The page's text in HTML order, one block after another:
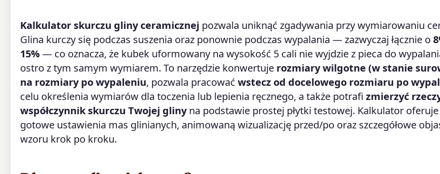
Kalkulator skurczu gliny ceramicznej pozwala uniknąć zgadywania przy wymiarowaniu
Glina kurczy się podczas suszenia oraz ponownie podczas wypalania — zazwyczaj łącznie o
15%— co oznacza, że kubek uformowany na wysokość 5 cali nie wyjdzie z pieca do
ostro z tym samym wymiarem. To narzędzie konwertuje rozmiary wilgotne (w stanie
na rozmiary po wypaleniu, pozwala pracować wstecz od docelowego rozmiaru po
celu określenia wymiarów dla toczenia lub lepienia ręcznego, a także potrafi zmierzyć
współczynnik skurczu Twojej glinyna podstawie prostej płytki testowej. Kalkulator oferuje
gotowe ustawienia mas glinianych, animowaną wizualizację przed/po oraz szczegółowe
wzoru krok po kroku.